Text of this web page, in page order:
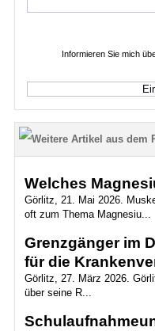
Informieren Sie mich
Welches
Görlitz, 21. Mai 2026.
oft zum Thema Magnesiu...
Grenzgänger im
für die
Görlitz, 27. März 2026.
über seine R...